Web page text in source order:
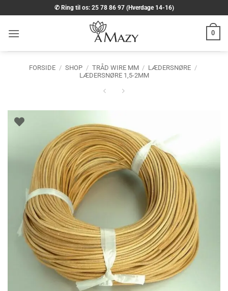
til
indhold
✆ Ring til os: 25 78 86 97 (Hverdage 14-16)
0
FORSIDE / SHOP / TRÅD WIRE MM / LÆDERSNØRE /
LÆDERSNØRE 1,5-2MM